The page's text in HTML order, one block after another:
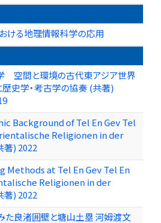
ける地理情報科学の応用
空間と環境の古代東アジア世界
史学・考古学の協奏 (共著)
Background of Tel En Gev Tel
Religionen in der
) 2022
Methods at Tel En Gev Tel En
Religionen in der
) 2022
た良渚囲壁と塘山土塁 河姆渡文